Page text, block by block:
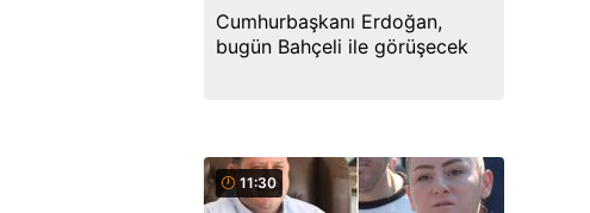
Cumhurbaşkanı Erdoğan,
bugün Bahçeli ile görüşecek
11:30